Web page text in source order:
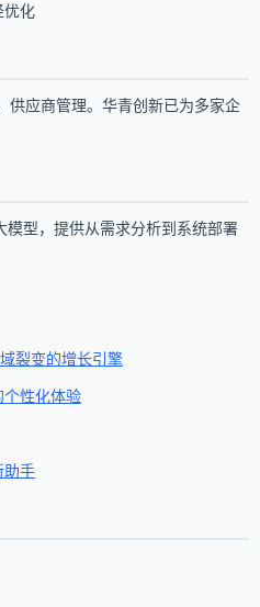
优化
供应商管理。华青创新已为多家企
型，提供从需求分析到系统部署
裂变的增长引擎
性化体验
助手